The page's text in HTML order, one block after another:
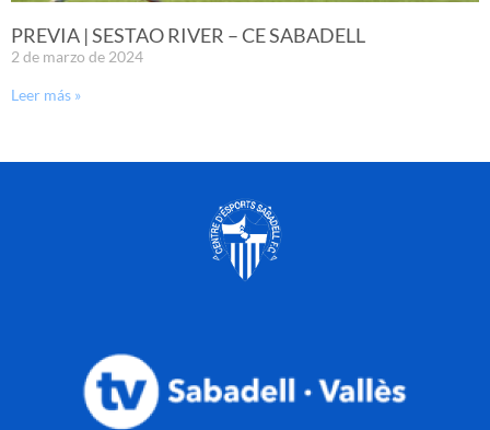
PREVIA | SESTAO RIVER – CE SABADELL
2 de marzo de 2024
Leer más »